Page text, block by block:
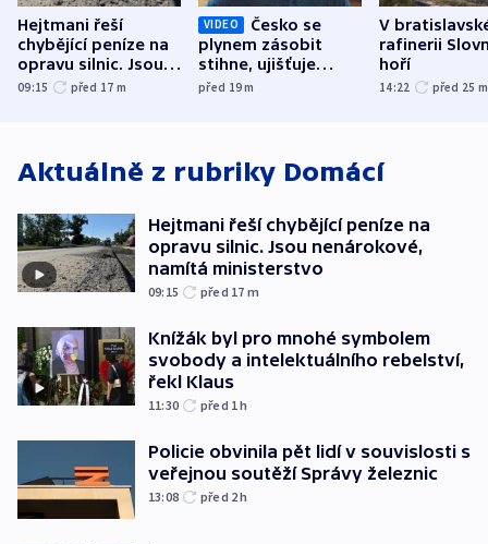
Hejtmani řeší
chybějící peníze na
opravu silnic. Jsou
nenárokové, namítá
09:15 před 17 m
VIDEO
Česko se
plynem zásobit
stihne, ujišťuje
expert. Snížení cen
před 19m
V
rafinerii
hoří
14:22 před 25 m
Aktuálně z rubriky Domácí
Hejtmani řeší chybějící peníze na
opravu silnic. Jsou nenárokové,
namítá ministerstvo
09:15 před 17 m
Knížák byl pro mnohé symbolem
svobody a intelektuálního rebelství,
řekl Klaus
11:30 před 1h
Policie obvinila pět lidí v souvislosti s
veřejnou soutěží Správy železnic
13:08 před 2h